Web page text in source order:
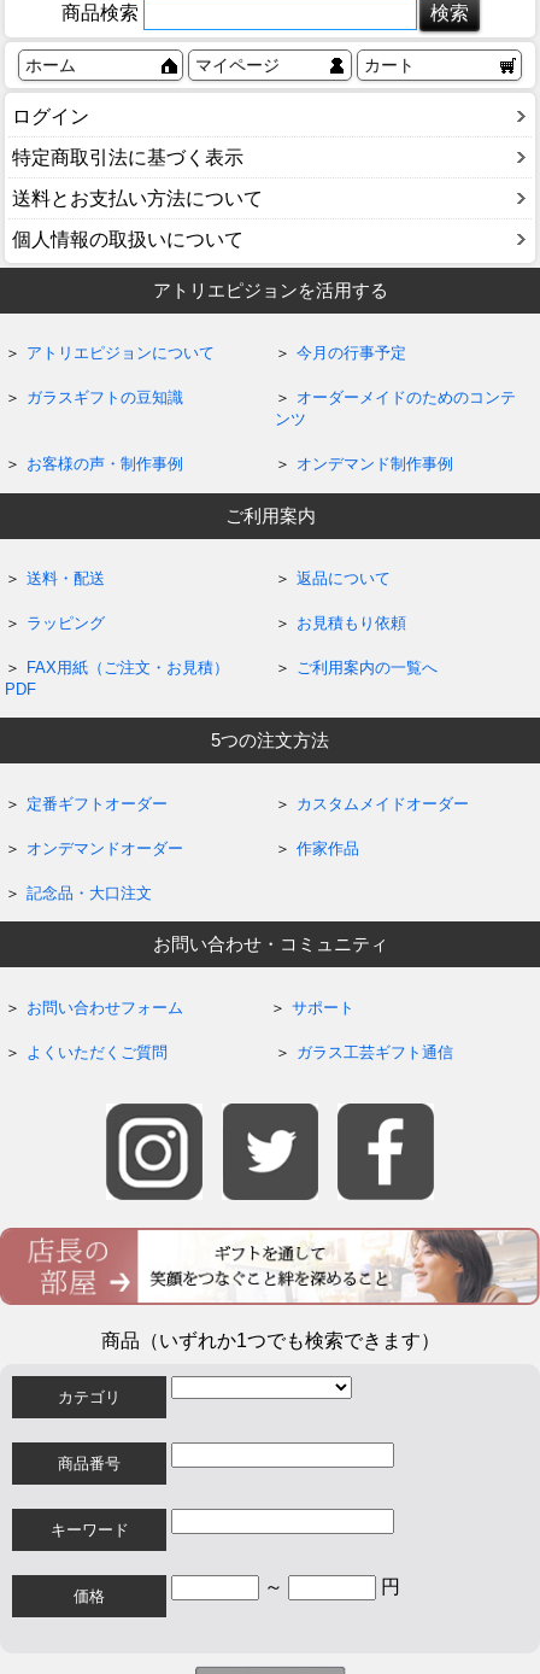
商品検索
ホーム マイページ カート
ログイン
特定商取引法に基づく表示
送料とお支払い方法について
個人情報の取扱いについて
アトリエピジョンを活用する
アトリエピジョンについて 今月の行事予定
ガラスギフトの豆知識
オーダーメイドのためのコンテ
ンツ
お客様の声・制作事例 オンデマンド制作事例
ご利用案内
送料・配送 返品について
ラッピング お見積もり依頼
FAX用紙（ご注文・お見積）
PDF
ご利用案内の一覧へ
5つの注文方法
定番ギフトオーダー カスタムメイドオーダー
オンデマンドオーダー 作家作品
記念品・大口注文
お問い合わせ・コミュニティ
お問い合わせフォーム サポート
よくいただくご質問 ガラス工芸ギフト通信
商品（いずれか1つでも検索できます）
カテゴリ
商品番号
キーワード
価格 ～ 円